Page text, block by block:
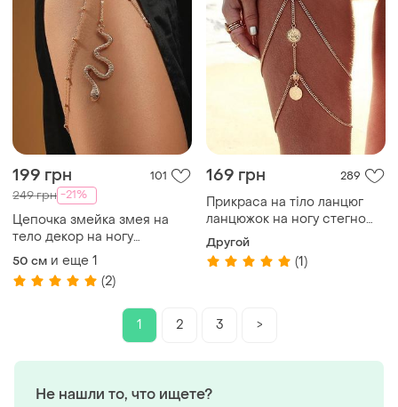
199 грн 101
249 грн -21%
Цепочка змейка змея на
тело декор на ногу
бодичейн украшение на
бедро
50 см и еще 1
(2)
169 грн 289
Прикраса на тіло ланцюг
ланцюжок на ногу стегно
бодичейн портупея бікіні
Другой
(1)
1 2 3 >
Не нашли то, что ищете?